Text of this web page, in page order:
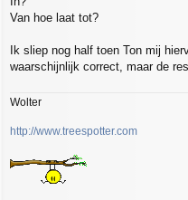
t
Van hoe laat tot?
Ik sliep nog half toen Ton mij
waarschijnlijk correct, maar de
Wolter
http://www.treespotter.com